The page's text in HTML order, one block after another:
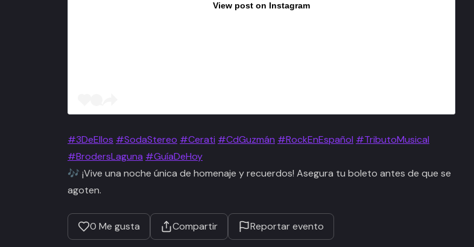
View post on Instagram
#3DeEllos #SodaStereo #Cerati #CdGuzmán #RockEnEspañol #TributoMusical
#BrodersLaguna #GuíaDeHoy
🎶 ¡Vive una noche única de homenaje y recuerdos! Asegura tu boleto antes de que se
agoten.
0 Me gusta Compartir Reportar evento